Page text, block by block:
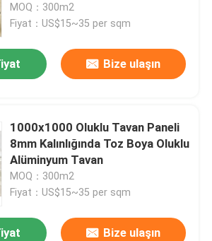
MOQ：300m2
Fiyat：US$15~35 per sqm
Bize ulaşın
1000x1000 Oluklu Tavan Paneli
8mm Kalınlığında Toz Boya Oluklu
Alüminyum Tavan
MOQ：300m2
Fiyat：US$15~35 per sqm
Bize ulaşın